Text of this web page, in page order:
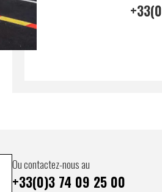
Ou contactez-nous au
+33(0)3 74 09 25 00